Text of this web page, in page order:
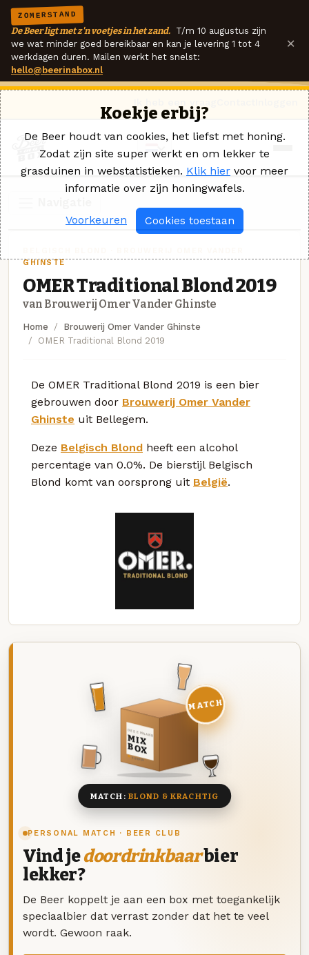
ZOMERSTAND
De Beer ligt met z'n voetjes in het zand. T/m 10 augustus zijn
we wat minder goed bereikbaar en kan je levering 1 tot 4
werkdagen duren. Mailen werkt het snelst:
hello@beerinabox.nl
×
GHINSTE
OMER Traditional Blond 2019
van Brouwerij Omer Vander Ghinste
Home
Brouwerij Omer Vander Ghinste
OMER Traditional Blond 2019
De OMER Traditional Blond 2019 is een bier
gebrouwen door Brouwerij Omer Vander
Ghinste uit Bellegem.
Deze Belgisch Blond heeft een alcohol
percentage van 0.0%. De bierstijl Belgisch
Blond komt van oorsprong uit België.
PERSONAL MATCH · BEER CLUB
Vind jedoordrinkbaarbier
lekker?
De Beer koppelt je aan een box met toegankelijk
speciaalbier dat verrast zonder dat het te veel
wordt. Gewoon raak.
DEZE MAAND
MIX
BOX
8 BIEREN
MATCH
MATCH: BLOND & KRACHTIG
Koekje erbij?
De Beer houdt van cookies, het liefst met honing.
Zodat zijn site super werkt en om lekker te
grasduinen in webstatistieken. Klik hier voor meer
informatie over zijn honingwafels.
Voorkeuren Cookies toestaan